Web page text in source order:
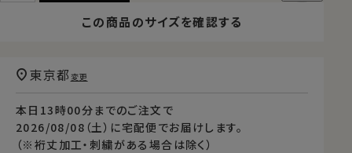
この商品のサイズを確認する
本日 13時00分 までのご注文で
2026/08/08（土） に宅配便 でお届けします。
（※裄丈加工・刺繍がある場合は除く）
東京都 変更